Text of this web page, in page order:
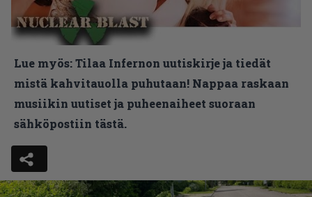
Lue myös:Tilaa Infernon uutiskirje ja tiedät
mistä kahvitauolla puhutaan! Nappaa raskaan
musiikin uutiset ja puheenaiheet suoraan
sähköpostiin tästä.